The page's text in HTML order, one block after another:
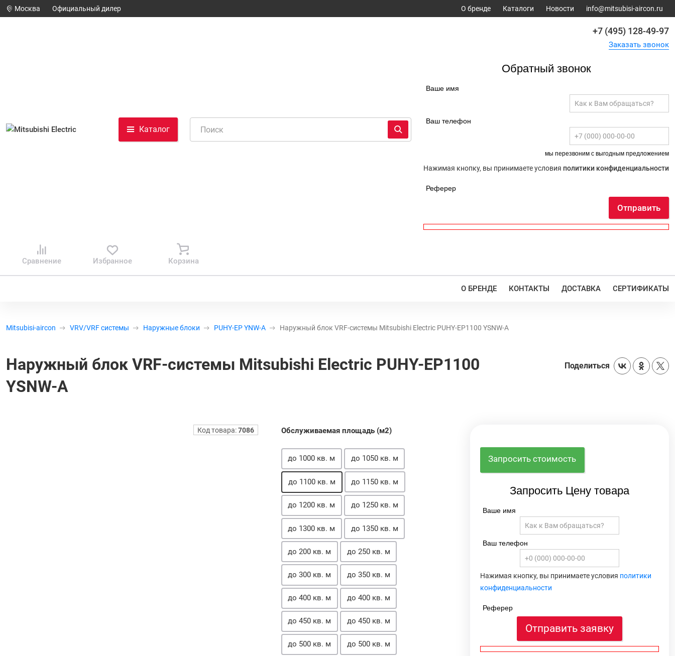
Москва Официальный дилер О бренде Каталоги Новости info@mitsubisi-aircon.ru
Каталог
+7 (495) 128-49-97
Заказать звонок
Обратный звонок
Ваше имя
Ваш телефон
мы перезвоним с выгодным предложением
Нажимая кнопку, вы принимаете условия политики конфиденциальности
Реферер
Отправить
Сравнение Избранное Корзина
О БРЕНДЕ КОНТАКТЫ ДОСТАВКА СЕРТИФИКАТЫ
Mitsubisi-aircon VRV/VRF системы Наружные блоки PUHY-EP YNW-A Наружный блок VRF-системы Mitsubishi Electric PUHY-EP1100 YSNW-A
Наружный блок VRF-системы Mitsubishi Electric PUHY-EP1100
YSNW-A
Поделиться
Код товара:7086
Запросить стоимость
Запросить Цену товара
Ваше имя
Ваш телефон
Нажимая кнопку, вы принимаете условия политики
конфиденциальности
Реферер
Отправить заявку
Обслуживаемая площадь (м2)
до 1000 кв. м до 1050 кв. м
до 1100 кв. м до 1150 кв. м
до 1200 кв. м до 1250 кв. м
до 1300 кв. м до 1350 кв. м
до 200 кв. м до 250 кв. м
до 300 кв. м до 350 кв. м
до 400 кв. м до 400 кв. м
до 450 кв. м до 450 кв. м
до 500 кв. м до 500 кв. м